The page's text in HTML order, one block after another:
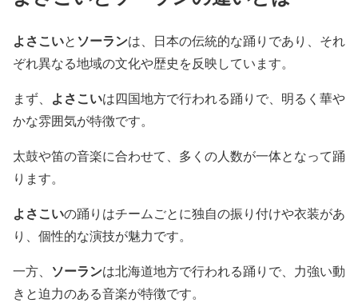
よさこいと ソーランは、日本の伝統的な踊りであり、それ
ぞれ異なる地域の文化や歴史を反映しています。
まず、 よさこいは四国地方で行われる踊りで、明るく華や
かな雰囲気が特徴です。
太鼓や笛の音楽に合わせて、多くの人数が一体となって踊
ります。
よさこいの踊りはチームごとに独自の振り付けや衣装があ
り、個性的な演技が魅力です。
一方、 ソーランは北海道地方で行われる踊りで、力強い動
きと迫力のある音楽が特徴です。